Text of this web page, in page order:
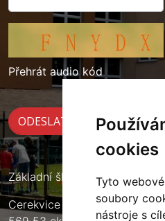
cookies
Tyto
soubory
nástroje s
Přehrát audio kód
Základní škola Cerekvice nad
Cerekvice nad Loučnou 135